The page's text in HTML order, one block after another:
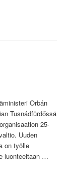
Orbán
Tusnádfürdőssä
25-
Uuden
on työlle
luonteeltaan …